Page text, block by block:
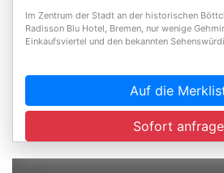
Im Zentrum der Stadt an der historischen
Radisson Blu Hotel, Bremen, nur wenige
Einkaufsviertel und den bekannten
Auf die
Sofort